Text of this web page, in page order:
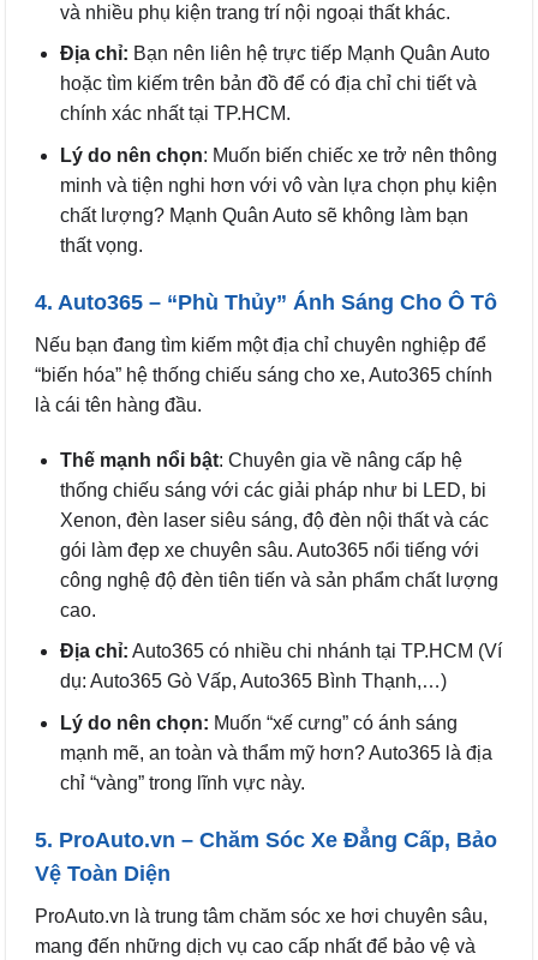
và nhiều phụ kiện trang trí nội ngoại thất khác.
Địa chỉ: Bạn nên liên hệ trực tiếp Mạnh Quân Auto
hoặc tìm kiếm trên bản đồ để có địa chỉ chi tiết và
chính xác nhất tại TP.HCM.
Lý do nên chọn: Muốn biến chiếc xe trở nên thông
minh và tiện nghi hơn với vô vàn lựa chọn phụ kiện
chất lượng? Mạnh Quân Auto sẽ không làm bạn
thất vọng.
4. Auto365 – “Phù Thủy” Ánh Sáng Cho Ô Tô
Nếu bạn đang tìm kiếm một địa chỉ chuyên nghiệp để
“biến hóa” hệ thống chiếu sáng cho xe, Auto365 chính
là cái tên hàng đầu.
Thế mạnh nổi bật: Chuyên gia về nâng cấp hệ
thống chiếu sáng với các giải pháp như bi LED, bi
Xenon, đèn laser siêu sáng, độ đèn nội thất và các
gói làm đẹp xe chuyên sâu. Auto365 nổi tiếng với
công nghệ độ đèn tiên tiến và sản phẩm chất lượng
cao.
Địa chỉ: Auto365 có nhiều chi nhánh tại TP.HCM (Ví
dụ: Auto365 Gò Vấp, Auto365 Bình Thạnh,…)
Lý do nên chọn: Muốn “xế cưng” có ánh sáng
mạnh mẽ, an toàn và thẩm mỹ hơn? Auto365 là địa
chỉ “vàng” trong lĩnh vực này.
5. ProAuto.vn – Chăm Sóc Xe Đẳng Cấp, Bảo
Vệ Toàn Diện
ProAuto.vn là trung tâm chăm sóc xe hơi chuyên sâu,
mang đến những dịch vụ cao cấp nhất để bảo vệ và